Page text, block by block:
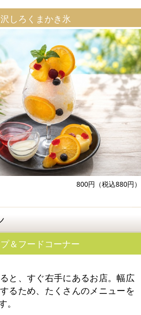
しろくまかき氷
800円（税込880円）
＆フードコーナー
と、すぐ右手にあるお店。幅広
るため、たくさんのメニューを
。